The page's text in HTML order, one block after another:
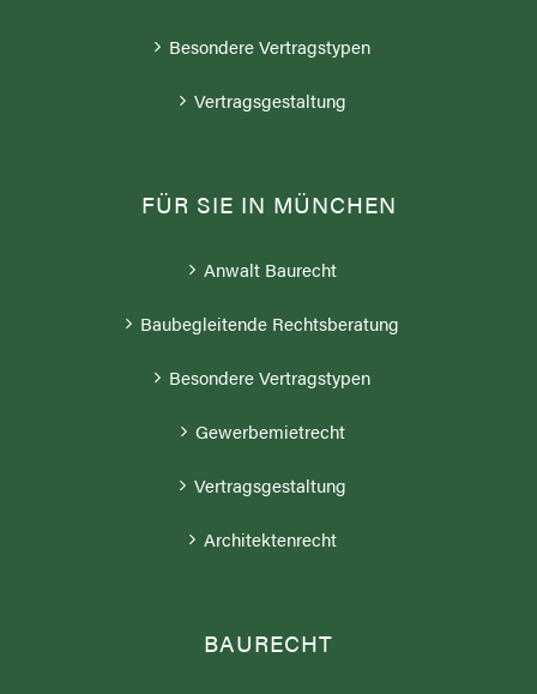
Besondere Vertragstypen
Vertragsgestaltung
FÜR SIE IN MÜNCHEN
Anwalt Baurecht
Baubegleitende Rechtsberatung
Besondere Vertragstypen
Gewerbemietrecht
Vertragsgestaltung
Architektenrecht
BAURECHT